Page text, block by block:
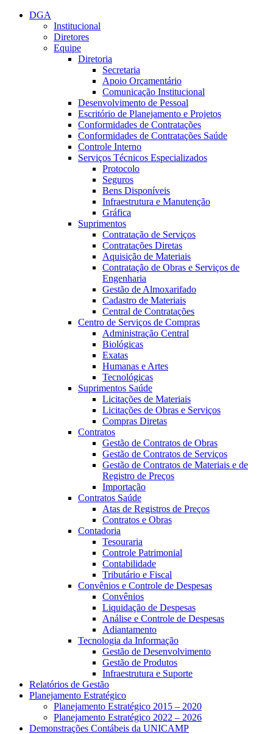
Conteúdo principal
DGA
Institucional
Diretores
Equipe
Diretoria
Secretaria
Apoio Orçamentário
Comunicação Institucional
Desenvolvimento de Pessoal
Escritório de Planejamento e Projetos
Conformidades de Contratações
Conformidades de Contratações Saúde
Controle Interno
Serviços Técnicos Especializados
Protocolo
Seguros
Bens Disponíveis
Infraestrutura e Manutenção
Gráfica
Suprimentos
Contratação de Serviços
Contratações Diretas
Aquisição de Materiais
Contratação de Obras e Serviços de
Engenharia
Gestão de Almoxarifado
Cadastro de Materiais
Central de Contratações
Centro de Serviços de Compras
Administração Central
Biológicas
Exatas
Humanas e Artes
Tecnológicas
Suprimentos Saúde
Licitações de Materiais
Licitações de Obras e Serviços
Compras Diretas
Contratos
Gestão de Contratos de Obras
Gestão de Contratos de Serviços
Gestão de Contratos de Materiais e de
Registro de Preços
Importação
Contratos Saúde
Atas de Registros de Preços
Contratos e Obras
Contadoria
Tesouraria
Controle Patrimonial
Contabilidade
Tributário e Fiscal
Convênios e Controle de Despesas
Convênios
Liquidação de Despesas
Análise e Controle de Despesas
Adiantamento
Tecnologia da Informação
Gestão de Desenvolvimento
Gestão de Produtos
Infraestrutura e Suporte
Relatórios de Gestão
Planejamento Estratégico
Planejamento Estratégico 2015 – 2020
Planejamento Estratégico 2022 – 2026
Demonstrações Contábeis da UNICAMP